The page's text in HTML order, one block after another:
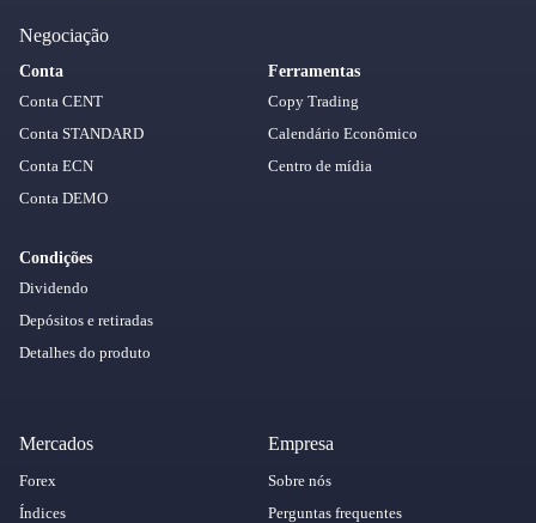
Negociação
Conta
Conta CENT
Conta STANDARD
Conta ECN
Conta DEMO
Condições
Dividendo
Depósitos e retiradas
Detalhes do produto
Ferramentas
Copy Trading
Calendário Econômico
Centro de mídia
Mercados
Forex
Índices
Empresa
Sobre nós
Perguntas frequentes